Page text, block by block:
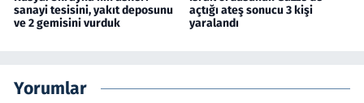
sanayi tesisini, yakıt deposunu
ve 2 gemisini vurduk
açtığı ateş sonucu 3 kişi
yaralandı
Yorumlar